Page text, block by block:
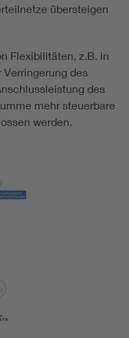
übersteigen
Flexibilitäten, z.B. in
des
des
mehr steuerbare
werden.